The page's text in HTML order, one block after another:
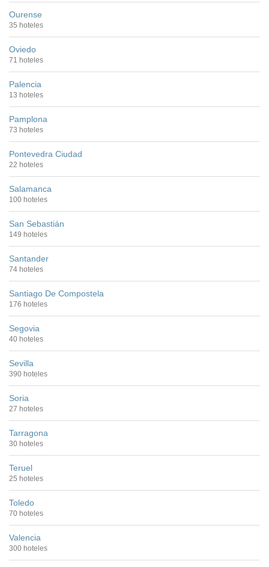
Ourense
35 hoteles
Oviedo
71 hoteles
Palencia
13 hoteles
Pamplona
73 hoteles
Pontevedra Ciudad
22 hoteles
Salamanca
100 hoteles
San Sebastián
149 hoteles
Santander
74 hoteles
Santiago De Compostela
176 hoteles
Segovia
40 hoteles
Sevilla
390 hoteles
Soria
27 hoteles
Tarragona
30 hoteles
Teruel
25 hoteles
Toledo
70 hoteles
Valencia
300 hoteles